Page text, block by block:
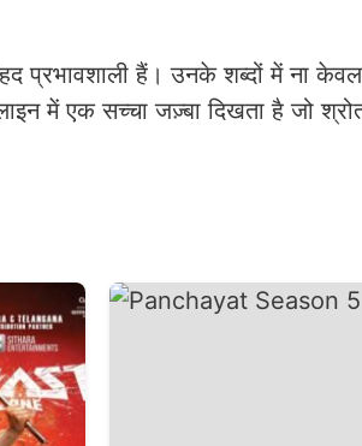
प्रभावशाली हैं। उनके शब्दों में ना
में एक सच्चा जज़्बा दिखता है जो